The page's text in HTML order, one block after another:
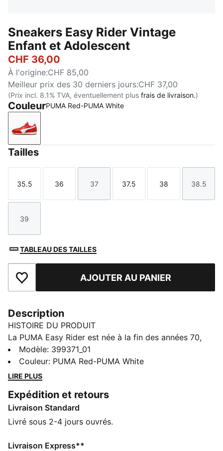
Sneakers Easy Rider Vintage
Enfant et Adolescent
CHF 36,00
À l'origine:CHF 85,00
Meilleur prix des 30 derniers jours:CHF 37,00
(Prix incl. 8.1% TVA, éventuellement plus frais de livraison.)
CouleurPUMA Red-PUMA White
PUMA Red-PUMA White
Tailles
Taille
35.5
Taille
36
Taille
37
Taille
37.5
Taille
38
Taille
38.5
Taille
39
TABLEAU DES TAILLES
Ajouter aux favorisAJOUTER AU PANIER
Description
HISTOIRE DU PRODUIT
La PUMA Easy Rider est née à la fin des années 70,
lorsque la course à pied est passée de la piste à la
rue. Aujourd'hui, elle fait son retour pour la nouvelle
génération, avec sa forme classique, dans une vibe
textile et de superpositions en cuir suédé, apportera à
coup sûr une touche de style rétro à n'importe quel
look !
Leather Working Group (LWG) : les articles en cuir de
Modèle: 399371_01
Couleur: PUMA Red-PUMA White
LIRE PLUS
Expédition et retours
Livraison Standard
Livré sous 2-4 jours ouvrés.
Livraison Express**